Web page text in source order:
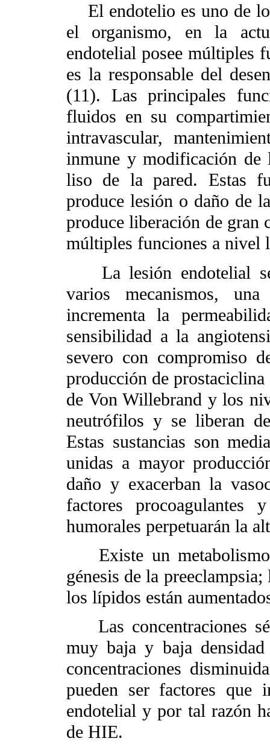
El endotelio es uno de
el organismo, en la
endotelial posee múltiples
es la responsable del
(11). Las principales
fluidos en su
intravascular,
inmune y modificación de
liso de la pared. Estas
produce lesión o daño de
produce liberación de gran
múltiples funciones a nivel
La lesión endotelial se
varios mecanismos,
incrementa la
sensibilidad a la
severo con compromiso
producción de
de Von Willebrand y los
neutrófilos y se liberan
Estas sustancias son
unidas a mayor
daño y exacerban la
factores
humorales perpetuarán la
Existe un metabolismo
génesis de la
los lípidos están
Las concentraciones
muy baja y baja
concentraciones
pueden ser factores que
endotelial y por tal razón
de HIE.